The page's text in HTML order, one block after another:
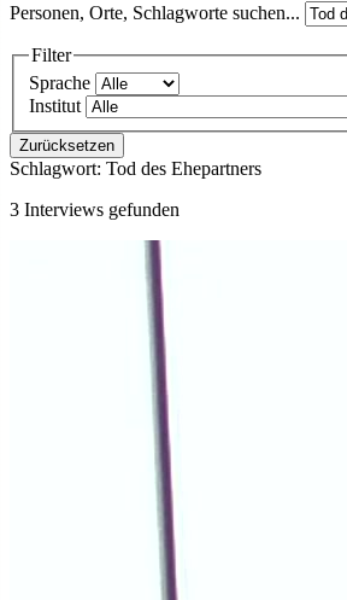
Personen, Orte, Schlagworte suchen...
Filter
Sprache
Institut
Zurücksetzen
Schlagwort: Tod des Ehepartners
3 Interviews gefunden